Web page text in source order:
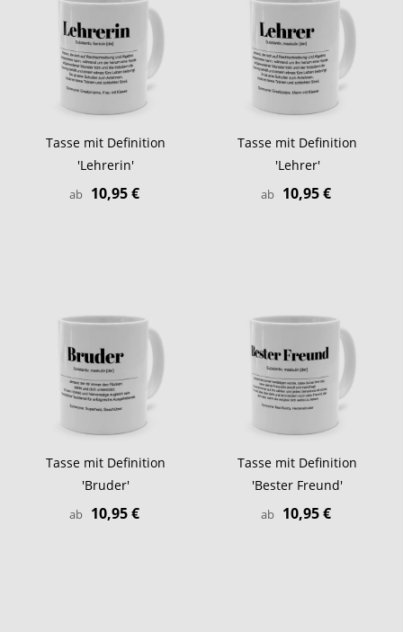
Tasse mit Definition
'Lehrerin'
ab 10,95 €
Tasse mit Definition
'Lehrer'
ab 10,95 €
Tasse mit Definition
'Bruder'
ab 10,95 €
Tasse mit Definition
'Bester Freund'
ab 10,95 €